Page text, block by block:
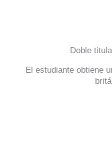
Doble
El estudiante obtiene